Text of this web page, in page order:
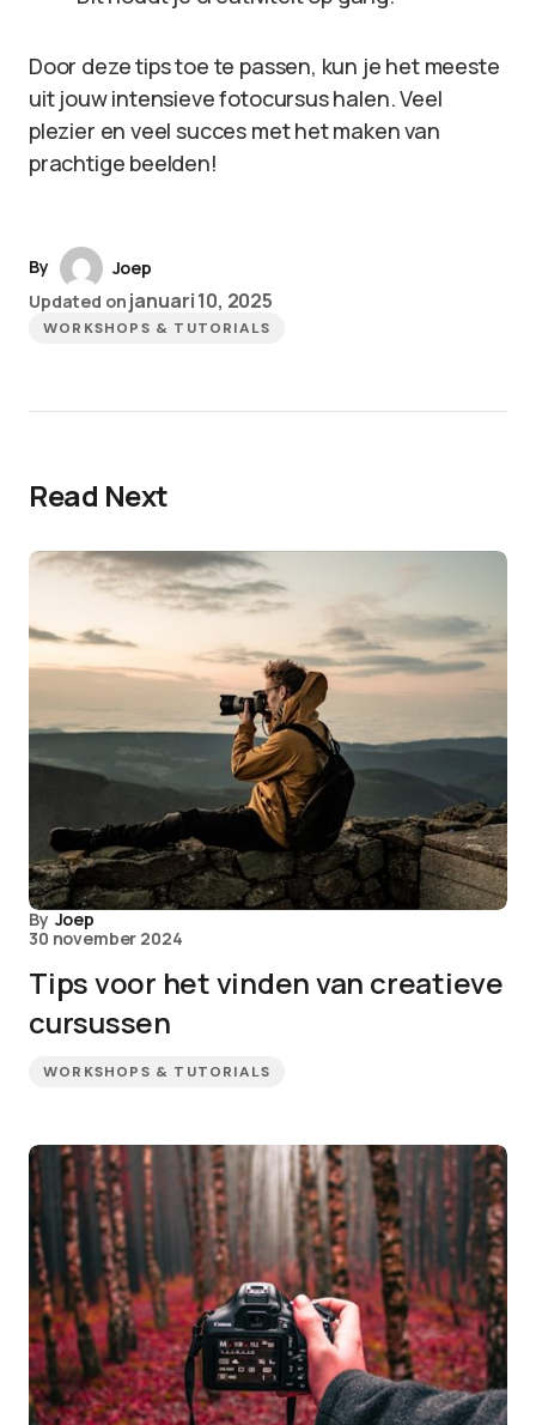
Door deze tips toe te passen, kun je het meeste
uit jouw intensieve fotocursus halen. Veel
plezier en veel succes met het maken van
prachtige beelden!
By
Joep
Updated on januari 10, 2025
WORKSHOPS & TUTORIALS
Read Next
By Joep
30 november 2024
Tips voor het vinden van creatieve
cursussen
WORKSHOPS & TUTORIALS